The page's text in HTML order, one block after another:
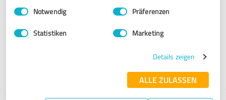
Impressum Datenschutzbestimmungen
Einwilligungsauswahl
Notwendig Präferenzen
Statistiken Marketing
Details zeigen
ALLE ZULASSEN
Bogenladen Leipzig Markkleeberg